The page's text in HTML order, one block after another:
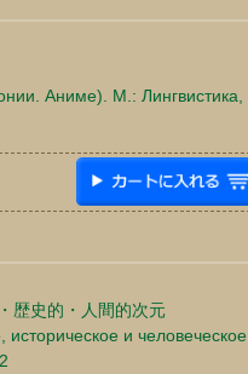
Аниме). М.: Лингвистика,
歴史的・人間的次元
и человеческое